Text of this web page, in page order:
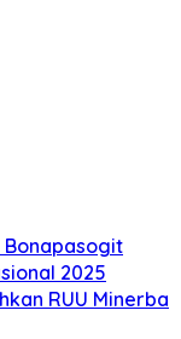
Bonapasogit
2025
RUU Minerba